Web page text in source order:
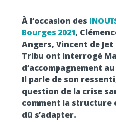
À l’occasion des
Bourges 2021,
Angers, Vincent de Jet
Tribu ont interrogé
d’accompagnement au
Il parle de son
question de la crise
comment la structure
dû s’adapter.